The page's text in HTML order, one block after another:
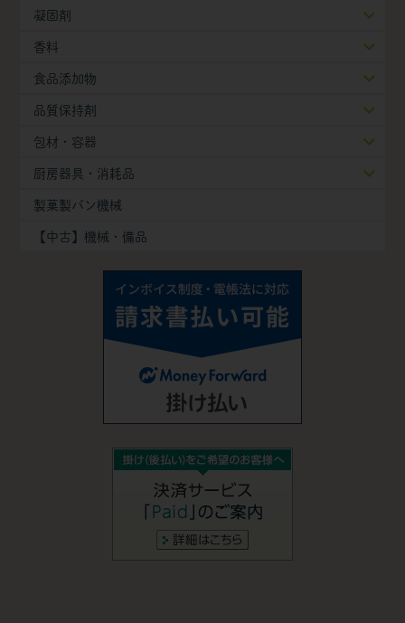
凝固剤
香料
食品添加物
品質保持剤
包材・容器
厨房器具・消耗品
製菓製パン機械
【中古】機械・備品